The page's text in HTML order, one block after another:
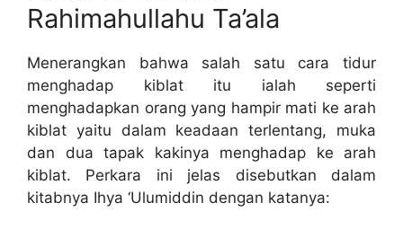
Rahimahullahu Ta’ala
Menerangkan bahwa salah satu cara tidur
menghadap kiblat itu ialah seperti
menghadapkan orang yang hampir mati ke arah
kiblat yaitu dalam keadaan terlentang, muka
dan dua tapak kakinya menghadap ke arah
kiblat. Perkara ini jelas disebutkan dalam
kitabnya Ihya ‘Ulumiddin dengan katanya: